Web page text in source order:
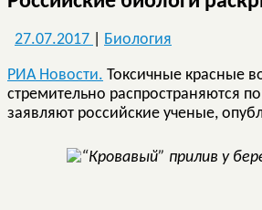
27.07.2017 Биология
РИА Новости. Токсичные красные
стремительно распространяются
заявляют российские ученые,